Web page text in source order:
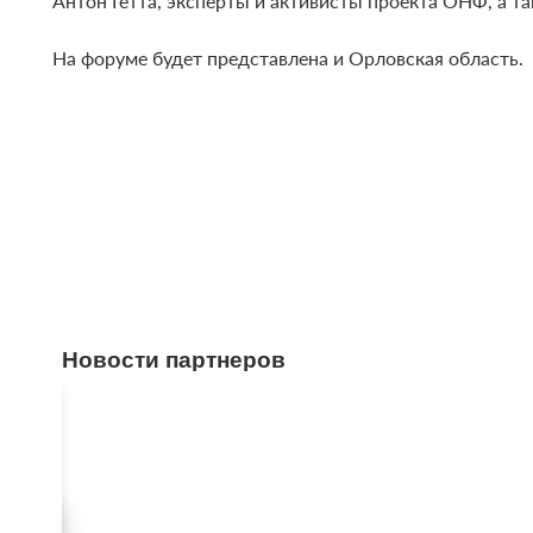
На форуме будет представлена и Орловская область.
Новости партнеров